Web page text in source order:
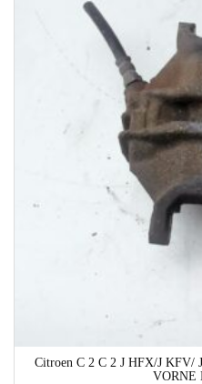
Citroen C 2 C 2 J HFX/J KFV/
VORNE